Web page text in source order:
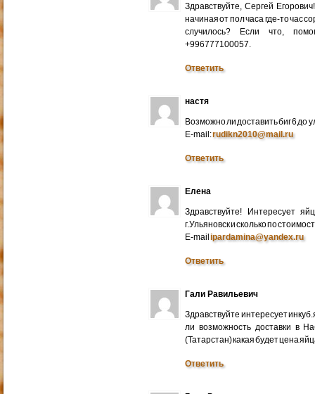
Здравствуйте, Сергей
начиная от пол часа где-то час
случилось? Если что,
+996777100057.
Ответить
настя
Возможно ли доставить биг 6 до
E-mail:rudikn2010@mail.ru
Ответить
Елена
Здравствуйте! Интересует
г.Ульяновск и сколько по
E-mailipardamina@yandex.ru
Ответить
Гали Равильевич
Здравствуйте интересует
ли возможность доставки в
(Татарстан) какая будет цена
Ответить